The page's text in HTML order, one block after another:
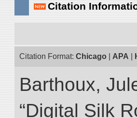
Citation
Citation Format: Chicago APA
Barthoux,
“Digital Silk